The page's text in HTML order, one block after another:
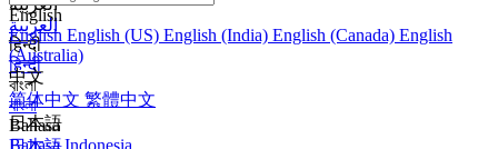
العربية
العربية
हिन्दी
हिन्दी
বাংলা
বাংলা
Bahasa
Bahasa Indonesia
English
English English (US) English (India) English (Canada) English
(Australia)
中文
简体中文 繁體中文
日本語